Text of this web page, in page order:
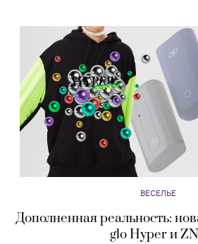
ВЕСЕЛЬЕ
Дополненная реальность:
glo Hyper и